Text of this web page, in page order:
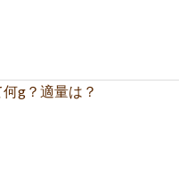
g？適量は？